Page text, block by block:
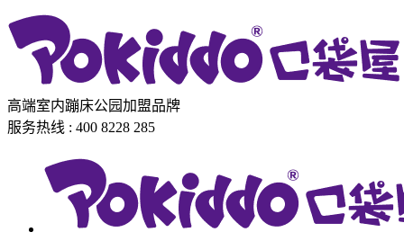
高端室内蹦床公园加盟品牌
服务热线 : 400 8228 285